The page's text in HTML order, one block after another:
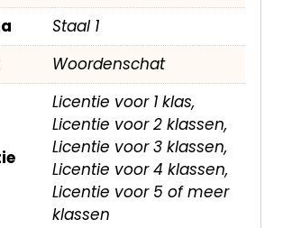
Staal 1
Woordenschat
Licentie voor 1 klas,
Licentie voor 2 klassen,
Licentie voor 3 klassen,
Licentie voor 4 klassen,
Licentie voor 5 of meer
klassen